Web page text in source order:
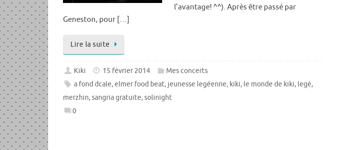
l’avantage! ^^). Après être passé par
Geneston, pour […]
Lire la suite
Kiki 15 février 2014
Mes concerts
a fond dcale,elmer food beat, jeunesse legéenne, kiki, le monde de kiki, legé,
merzhin,sangria gratuite,solinight
0